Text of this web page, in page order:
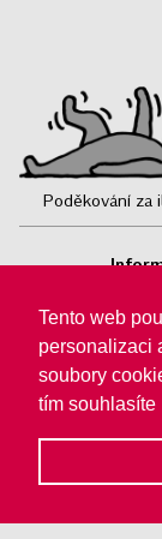
Tento web
personalizaci
soubory
tím souhlasíte
Poděkování za
Pomocné